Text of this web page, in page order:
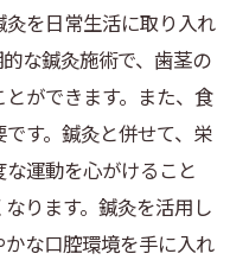
を日常生活に取り入れ
な鍼灸施術で、歯茎の
ができます。また、食
す。鍼灸と併せて、栄
運動を心がけること
ります。鍼灸を活用し
な口腔環境を手に入れ